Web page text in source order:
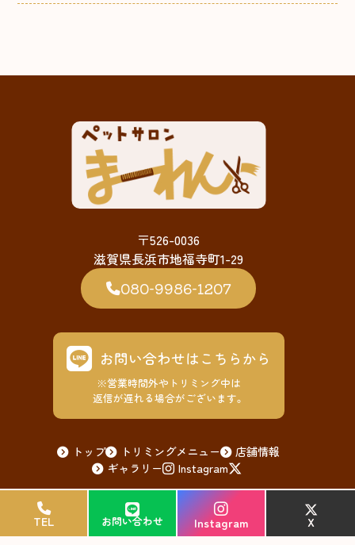
TEL お問い合わせ Instagram X
TEL お問い合わせ Instagram X
〒526-0036
滋賀県長浜市地福寺町1-29
080-9986-1207
お問い合わせはこちらから
※営業時間外やトリミング中は
返信が遅れる場合がございます。
トップ トリミングメニュー
店舗情報
ギャラリー
Instagram
© 2026 ペットサロンまーれん